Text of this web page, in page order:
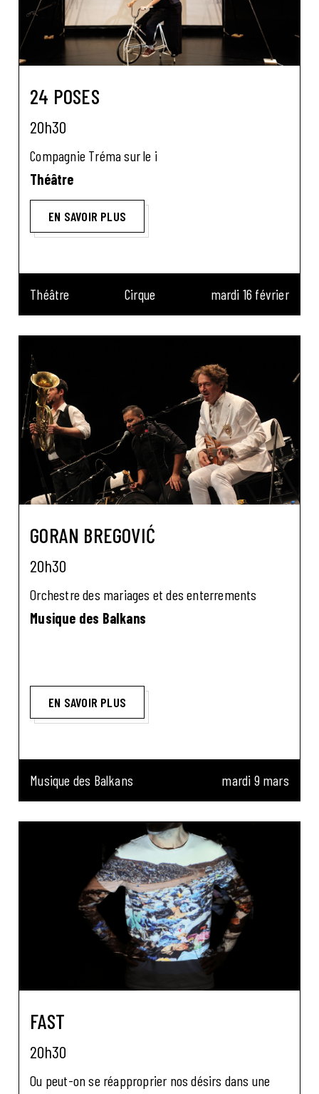
24 POSES
20h30
Compagnie Tréma sur le i
Théâtre
EN SAVOIR PLUS
Théâtre Cirque mardi 16 février
GORAN BREGOVIĆ
20h30
Orchestre des mariages et des enterrements
Musique des Balkans
EN SAVOIR PLUS
Musique des Balkans mardi 9 mars
FAST
20h30
Ou peut-on se réapproprier nos désirs dans une